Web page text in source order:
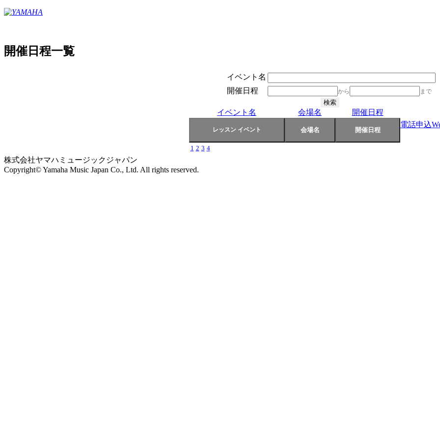
開催日程一覧
イベント名
開催日程
から まで
イベント名 会場名
開催日程
電話申込
1 2 3 4
株式会社ヤマハミュージックジャパン
Copyright© Yamaha Music Japan Co., Ltd. All rights reserved.